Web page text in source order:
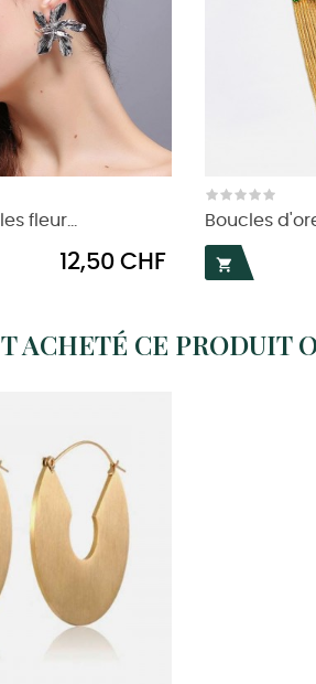
fleur...
Prix
12,50 CHF
Boucles

ACHETÉ CE PRODUIT